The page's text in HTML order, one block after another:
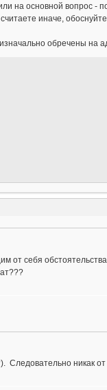
на основной вопрос -
иначе,
обречены на
от себя
никак от